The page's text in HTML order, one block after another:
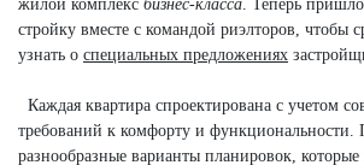
жилой комплекс бизнес-класса . Теперь
стройку вместе с командой риэлторов, чтобы
узнать о специальных предложениях
Каждая квартира спроектирована с учетом
требований к комфорту и функциональности.
разнообразные варианты планировок,